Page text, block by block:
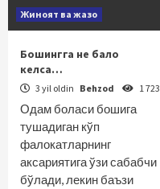
Жиноят ва жазо
Бошингга не бало
келса…
3 yil oldin Behzod 1 723
Одам боласи бошига
тушадиган кўп
фалокатларнинг
аксариятига ўзи сабабчи
бўлади, лекин баъзи